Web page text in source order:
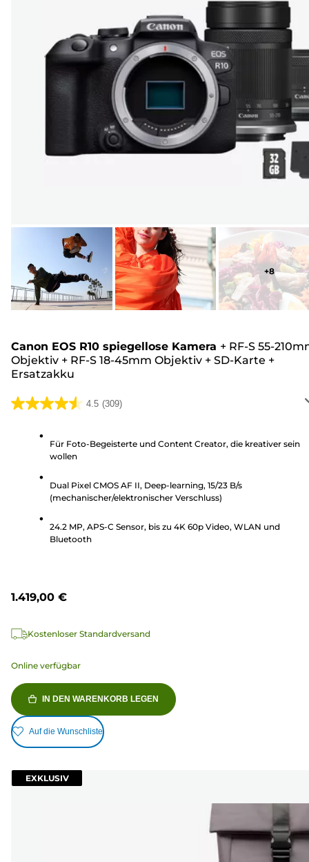
+8
Canon EOS R10 spiegellose Kamera + RF-S 55-
Objektiv + RF-S 18-45mm Objektiv + SD-Karte +
Ersatzakku
4.5 (309)
4.5
Sternen.
Bewertungen
Für Foto-Begeisterte und Content Creator, die kreativer sein
wollen
Dual Pixel CMOS AF II, Deep-learning, 15/23 B/s
(mechanischer/elektronischer Verschluss)
24.2 MP, APS-C Sensor, bis zu 4K 60p Video, WLAN und
Bluetooth
1.419,00 €
Kostenloser Standardversand
Online verfügbar
IN DEN WARENKORB LEGEN
Auf die Wunschliste
EXKLUSIV